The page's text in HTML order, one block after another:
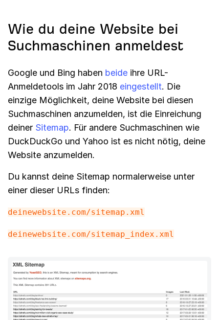
Wie du deine Website bei
Suchmaschinen anmeldest
Google und Bing haben beide ihre URL-
Anmeldetools im Jahr 2018 eingestellt. Die
einzige Möglichkeit, deine Website bei diesen
Suchmaschinen anzumelden, ist die Einreichung
deiner Sitemap. Für andere Suchmaschinen wie
DuckDuckGo und Yahoo ist es nicht nötig, deine
Website anzumelden.
Du kannst deine Sitemap normalerweise unter
einer dieser URLs finden:
deinewebsite.com/sitemap.xml
deinewebsite.com/sitemap_index.xml